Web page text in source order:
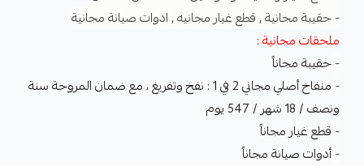
- حقيبة مجانية , قطع غيار مجانيه , ادوات صيانة مجانية
ملحقات مجانية :
-حقيبة مجاناً
-
منفاخ أصلي مجاني 2 في 1 : نفخ وتفريغ ، مع ضمان المروحة سنة
ونصف / 18 شهر / 547 يوم
- قطع غيار مجاناً
-أدوات صيانة مجاناً